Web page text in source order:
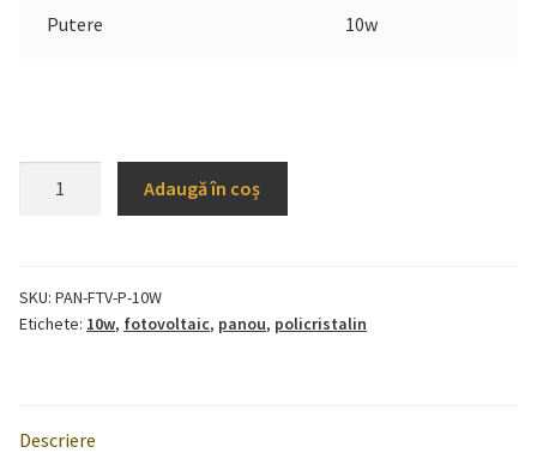
Putere 10w
10w
Adaugă în coș
SKU: PAN-FTV-P-10W
Etichete: 10w, fotovoltaic, panou, policristalin
Descriere